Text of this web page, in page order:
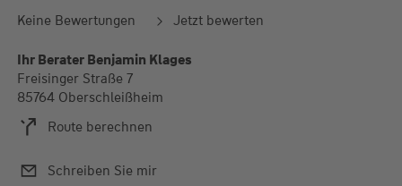
Keine Bewertungen Jetzt bewerten
Ihr Berater Benjamin Klages
Freisinger Straße 7
85764 Oberschleißheim
Route berechnen
Schreiben Sie mir